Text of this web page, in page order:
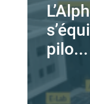
pilo...